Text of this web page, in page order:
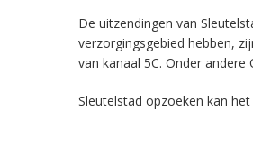
De uitzendingen van
verzorgingsgebied hebben,
van kanaal 5C. Onder
Sleutelstad opzoeken kan